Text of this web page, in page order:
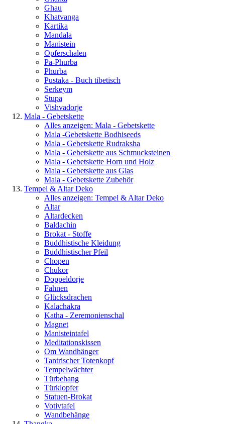
Ghau
Khatvanga
Kartika
Mandala
Manistein
Opferschalen
Pa-Phurba
Phurba
Pustaka - Buch tibetisch
Serkeym
Stupa
Vishvadorje
Mala - Gebetskette
Alles anzeigen: Mala - Gebetskette
Mala -Gebetskette Bodhiseeds
Mala - Gebetskette Rudraksha
Mala - Gebetskette aus Schmucksteinen
Mala - Gebetskette Horn und Holz
Mala - Gebetskette aus Glas
Mala - Gebetskette Zubehör
Tempel & Altar Deko
Alles anzeigen: Tempel & Altar Deko
Altar
Altardecken
Baldachin
Brokat - Stoffe
Buddhistische Kleidung
Buddhistischer Pfeil
Chopen
Chukor
Doppeldorje
Fahnen
Glücksdrachen
Kalachakra
Katha - Zeremonienschal
Magnet
Manisteintafel
Meditationskissen
Om Wandhänger
Tantrischer Totenkopf
Tempelwächter
Türbehang
Türklopfer
Statuen-Brokat
Votivtafel
Wandbehänge